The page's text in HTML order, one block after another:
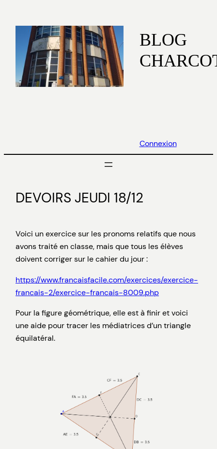
contenu
BLOG
Connexion
DEVOIRS JEUDI 18/12
Voici un exercice sur les pronoms relatifs que nous
avons traité en classe, mais que tous les élèves
doivent corriger sur le cahier du jour :
https://www.francaisfacile.com/exercices/exercice-
francais-2/exercice-francais-8009.php
Pour la figure géométrique, elle est à finir et voici
une aide pour tracer les médiatrices d’un triangle
équilatéral.